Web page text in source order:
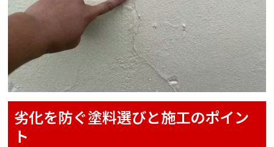
劣化を防ぐ塗料選びと施工のポイン
ト